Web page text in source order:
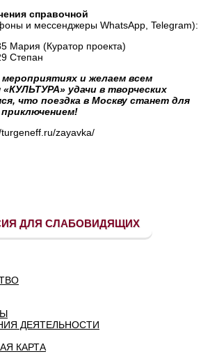
справочной
и мессенджеры WhatsApp, Telegram):
Мария (Куратор проекта)
Степан
и желаем всем
«КУЛЬТУРА» удачи в творческих
что поездка в Москву станет для
turgeneff.ru/zayavka/
ДЛЯ СЛАБОВИДЯЩИХ
ДЕЯТЕЛЬНОСТИ
КАРТА